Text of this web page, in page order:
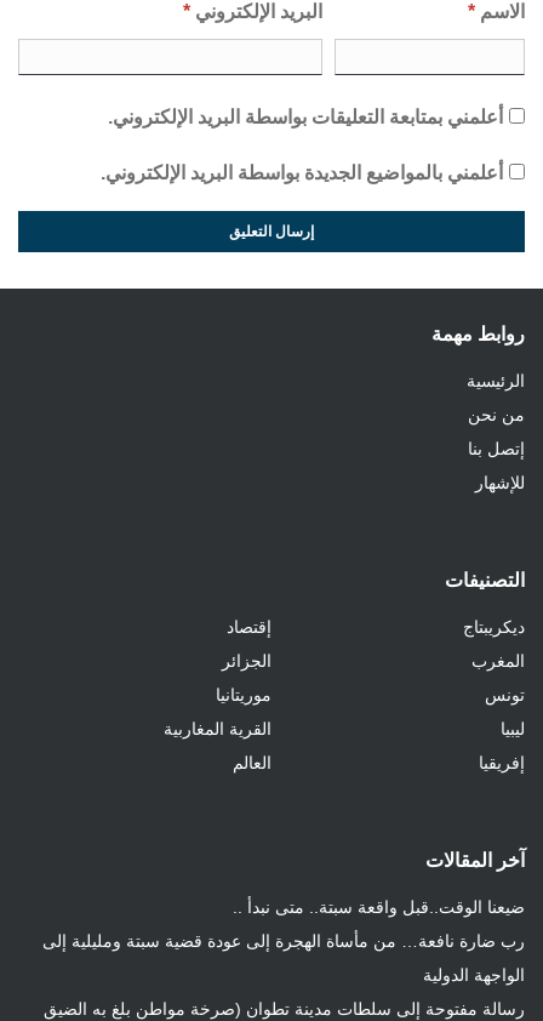
الاسم * البريد الإلكتروني*
أعلمني بمتابعة التعليقات بواسطة البريد الإلكتروني.
أعلمني بالمواضيع الجديدة بواسطة البريد الإلكتروني.
روابط مهمة
الرئيسية
من نحن
إتصل بنا
للإشهار
التصنيفات
ديكريبتاج
إقتصاد
المغرب
الجزائر
تونس
موريتانيا
ليبيا
القرية المغاربية
إفريقيا
العالم
آخر المقالات
ضيعنا الوقت..قبل واقعة سبتة.. متى نبدأ ..
رب ضارة نافعة… من مأساة الهجرة إلى عودة قضية سبتة ومليلية إلى
الواجهة الدولية
رسالة مفتوحة إلى سلطات مدينة تطوان (صرخة مواطن بلغ به الضيق